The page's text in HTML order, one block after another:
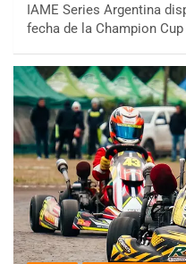
IAME Series Argentina
fecha de la Champion